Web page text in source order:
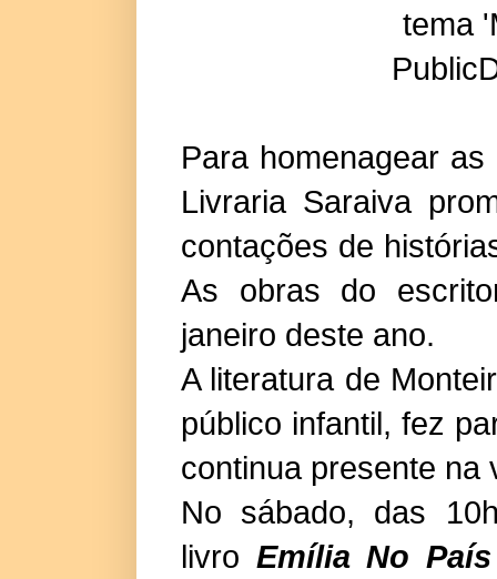
tema
Para homenagear
Livraria Saraiva
contações de
As obras do
janeiro deste ano.
A literatura de
público infantil, fez
continua presente
No sábado, das
livro Emília No